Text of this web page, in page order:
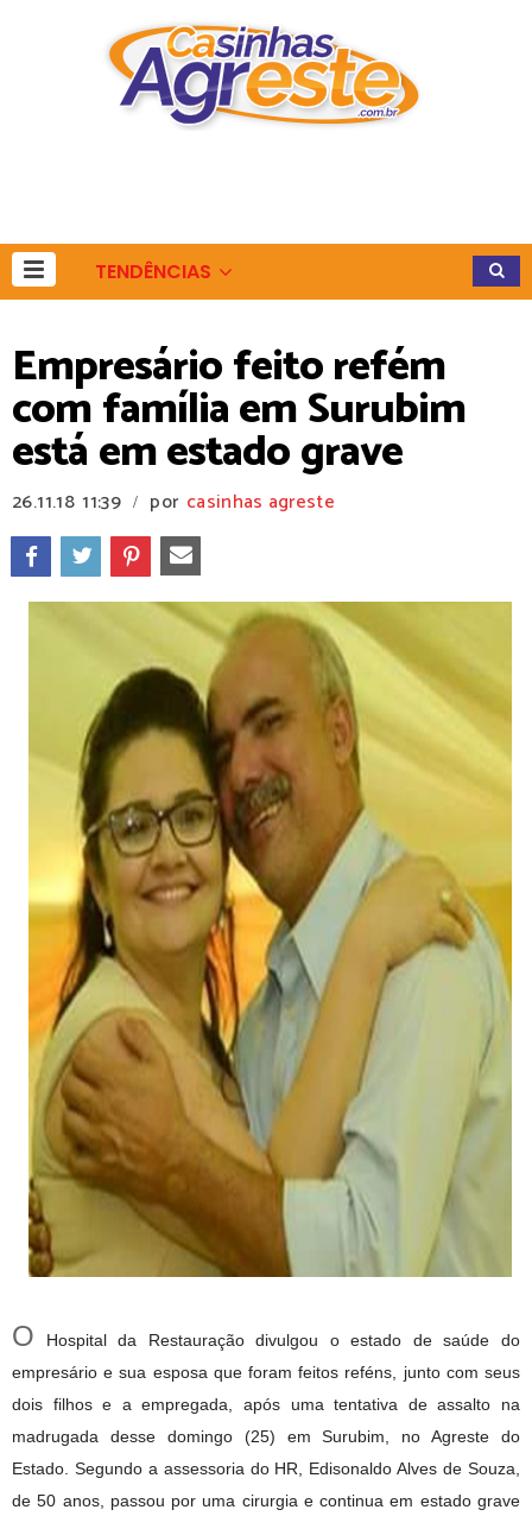
TENDÊNCIAS
Empresário feito refém
com família em Surubim
está em estado grave
26.11.18 11:39 / por casinhas agreste
O
Hospital da Restauração divulgou o estado de saúde do
empresário e sua esposa que foram feitos reféns, junto com seus
dois filhos e a empregada, após uma tentativa de assalto na
madrugada desse domingo (25) em Surubim, no Agreste do
Estado. Segundo a assessoria do HR, Edisonaldo Alves de Souza,
de 50 anos, passou por uma cirurgia e continua em estado grave